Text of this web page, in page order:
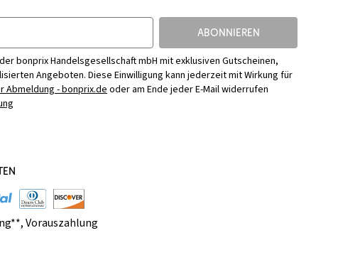
ABONNIEREN
bonprix Handelsgesellschaft mbH mit exklusiven Gutscheinen,
Angeboten. Diese Einwilligung kann jederzeit mit Wirkung für
Abmeldung - bonprix.deoder am Ende jeder E-Mail widerrufen
,Vorauszahlung